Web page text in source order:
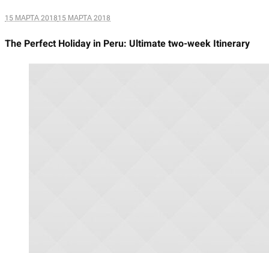
15 МАРТА 201815 МАРТА 2018
The Perfect Holiday in Peru: Ultimate two-week Itinerary